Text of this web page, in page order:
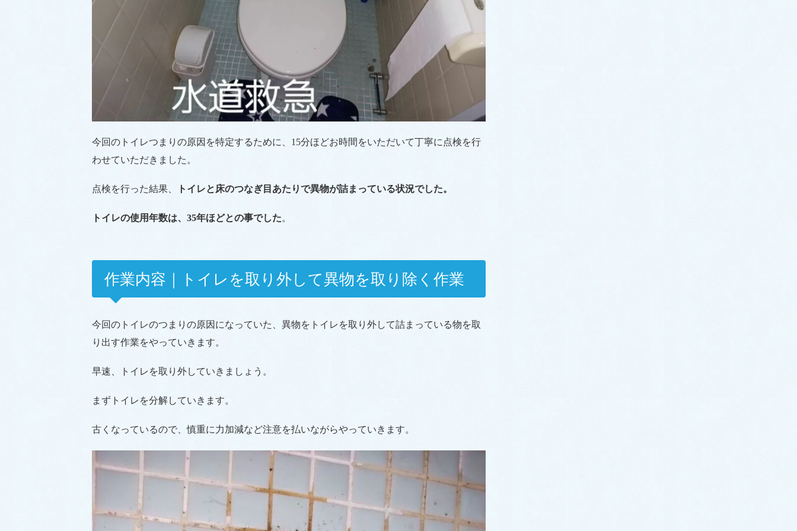
今回のトイレつまりの原因を特定するために、15分ほどお時間をいただいて丁寧に点検を行
わせていただきました。
点検を行った結果、 トイレと床のつなぎ目あたりで異物が詰まっている状況でした。
トイレの使用年数は、35年ほどとの事でした。
作業内容｜トイレを取り外して異物を取り除く作業
今回のトイレのつまりの原因になっていた、異物をトイレを取り外して詰まっている物を取
り出す作業をやっていきます。
早速、トイレを取り外していきましょう。
まずトイレを分解していきます。
古くなっているので、慎重に力加減など注意を払いながらやっていきます。